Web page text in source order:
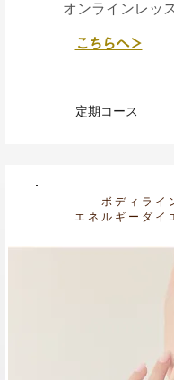
オンラインレッ
​こちらへ＞
​定期コース
ボディライ
エネルギーダイ